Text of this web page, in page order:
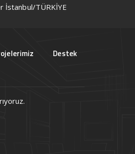
İstanbul/TÜRKİYE
Destek